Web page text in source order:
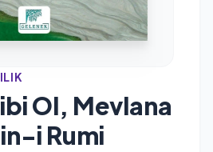
Ol, Mevlana
i Rumi